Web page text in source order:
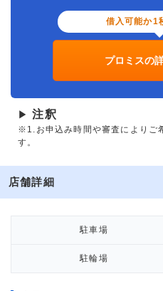
借入可能か1
プロミスの
▶ 注釈
※1.お申込み時間や審査によりご
す。
店舗詳細
駐車場
駐輪場